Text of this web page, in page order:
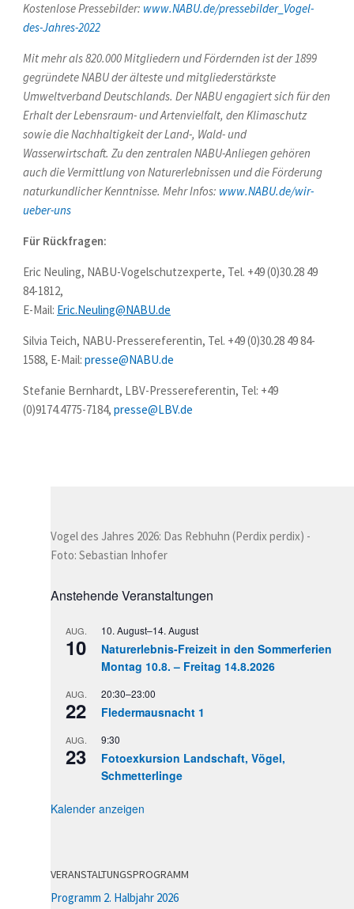
Kostenlose Pressebilder: www.NABU.de/pressebilder_Vogel-
des-Jahres-2022
Mit mehr als 820.000 Mitgliedern und Fördernden ist der 1899
gegründete NABU der älteste und mitgliederstärkste
Umweltverband Deutschlands. Der NABU engagiert sich für den
Erhalt der Lebensraum- und Artenvielfalt, den Klimaschutz
sowie die Nachhaltigkeit der Land-, Wald- und
Wasserwirtschaft. Zu den zentralen NABU-Anliegen gehören
auch die Vermittlung von Naturerlebnissen und die Förderung
naturkundlicher Kenntnisse. Mehr Infos: www.NABU.de/wir-
ueber-uns
Für Rückfragen:
Eric Neuling, NABU-Vogelschutzexperte, Tel. +49 (0)30.28 49
84-1812,
E-Mail: Eric.Neuling@NABU.de
Silvia Teich, NABU-Pressereferentin, Tel. +49 (0)30.28 49 84-
1588, E-Mail: presse@NABU.de
Stefanie Bernhardt, LBV-Pressereferentin, Tel: +49
(0)9174.4775-7184, presse@LBV.de
Vogel des Jahres 2026: Das Rebhuhn (Perdix perdix) -
Foto: Sebastian Inhofer
Anstehende Veranstaltungen
AUG.
10
10. August–14. August
Naturerlebnis-Freizeit in den Sommerferien
Montag 10.8. – Freitag 14.8.2026
AUG.
22
20:30–23:00
Fledermausnacht 1
AUG.
23
9:30
Fotoexkursion Landschaft, Vögel,
Schmetterlinge
Kalender anzeigen
VERANSTALTUNGSPROGRAMM
Programm 2. Halbjahr 2026